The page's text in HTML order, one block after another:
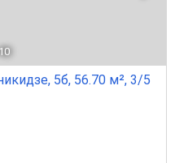
5б, 56.70 м², 3/5